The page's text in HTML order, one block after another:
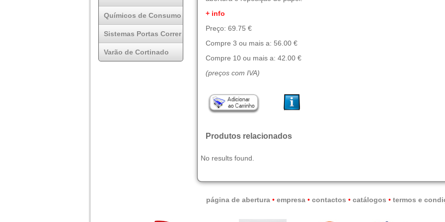
Químicos de Consumo
Sistemas Portas Correr
Varão de Cortinado
+ info
Preço: 69.75 €
Compre 3 ou mais a: 56.00 €
Compre 10 ou mais a: 42.00 €
(preços com IVA)
Produtos relacionados
No results found.
página de abertura • empresa • contactos • catálogos • termos e